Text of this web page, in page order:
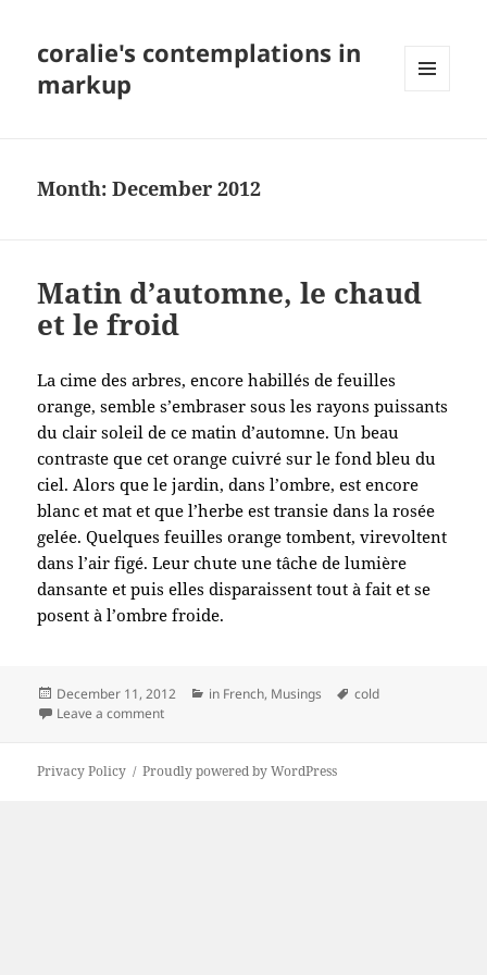
coralie's contemplations in
markup
Month:December 2012
Matin d’automne, le chaud
et le froid
La cime des arbres, encore habillés de feuilles
orange, semble s’embraser sous les rayons puissants
du clair soleil de ce matin d’automne. Un beau
contraste que cet orange cuivré sur le fond bleu du
ciel. Alors que le jardin, dans l’ombre, est encore
blanc et mat et que l’herbe est transie dans la rosée
gelée. Quelques feuilles orange tombent, virevoltent
dans l’air figé. Leur chute une tâche de lumière
dansante et puis elles disparaissent tout à fait et se
posent à l’ombre froide.
Posted
on
December 11, 2012 Categories
in French, Musings Tags
cold
Leave a commenton Matin d’automne, le chaud et le froid
Privacy Policy Proudly powered by WordPress